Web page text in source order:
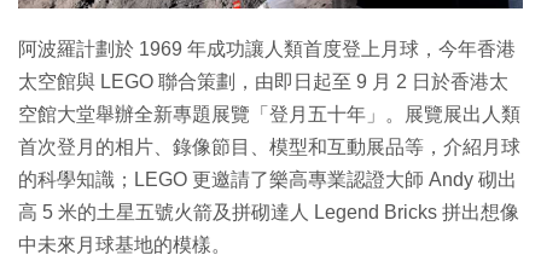
阿波羅計劃於 1969 年成功讓人類首度登上月球，今年香港
太空館與 LEGO 聯合策劃，由即日起至 9 月 2 日於香港太
空館大堂舉辦全新專題展覽「登月五十年」。展覽展出人類
首次登月的相片、錄像節目、模型和互動展品等，介紹月球
的科學知識；LEGO 更邀請了樂高專業認證大師 Andy 砌出
高 5 米的土星五號火箭及拼砌達人 Legend Bricks 拼出想像
中未來月球基地的模樣。